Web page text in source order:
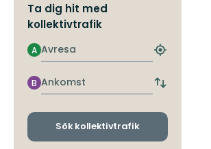
Ta dig hit med
kollektivtrafik
Avresa
A
Hitta
hållplats
Ankomst
B
Byt
och
Sök kollektivtrafik